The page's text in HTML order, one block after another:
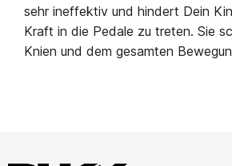
sehr ineffektiv und hindert Dein
Kraft in die Pedale zu treten. Sie
Knien und dem gesamten